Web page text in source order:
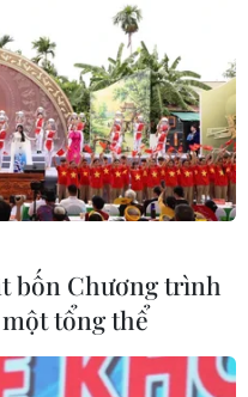
bốn Chương trình
tổng thể